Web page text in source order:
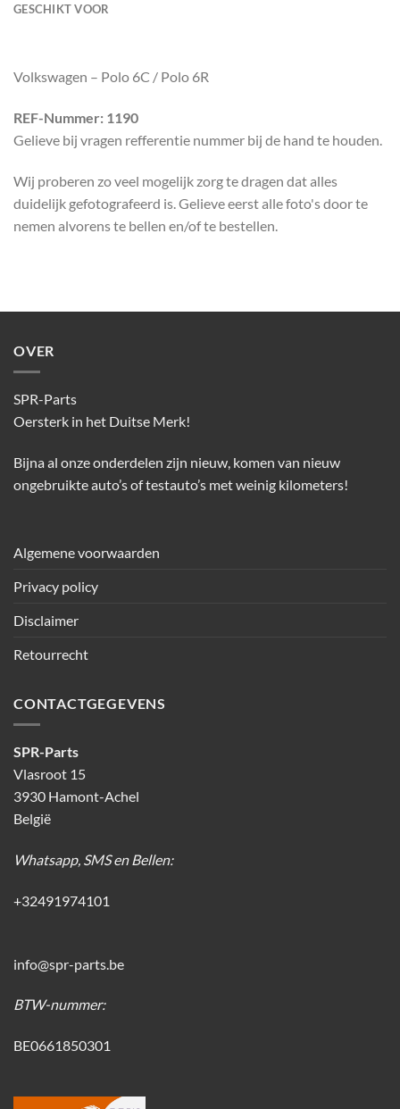
GESCHIKT VOOR
Volkswagen – Polo 6C / Polo 6R
REF-Nummer: 1190
Gelieve bij vragen refferentie nummer bij de hand te houden.
Wij proberen zo veel mogelijk zorg te dragen dat alles
duidelijk gefotografeerd is. Gelieve eerst alle foto's door te
nemen alvorens te bellen en/of te bestellen.
OVER
SPR-Parts
Oersterk in het Duitse Merk!
Bijna al onze onderdelen zijn nieuw, komen van nieuw
ongebruikte auto’s of testauto’s met weinig kilometers!
Algemene voorwaarden
Privacy policy
Disclaimer
Retourrecht
CONTACTGEGEVENS
SPR-Parts
Vlasroot 15
3930 Hamont-Achel
België
Whatsapp, SMS en Bellen:
+32491974101
info@spr-parts.be
BTW-nummer:
BE0661850301